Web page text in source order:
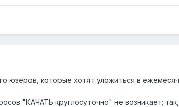
юзеров, которые хотят уложиться в
"КАЧАТЬ круглосуточно" не возникает;